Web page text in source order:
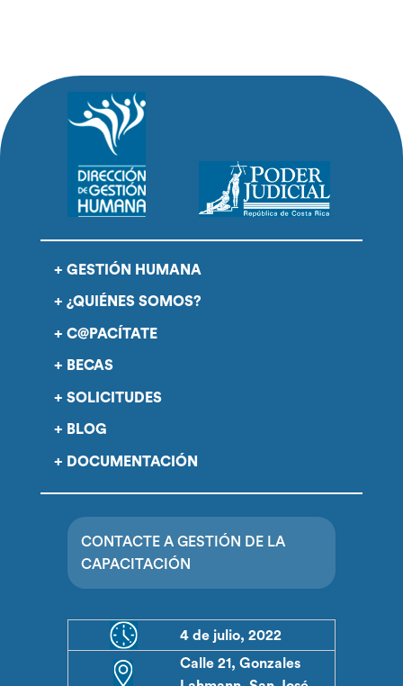
GESTIÓN HUMANA
¿QUIÉNES SOMOS?
C@PACÍTATE
BECAS
SOLICITUDES
BLOG
DOCUMENTACIÓN
CONTACTE A GESTIÓN DE LA
CAPACITACIÓN
4 de julio, 2022
Calle 21, Gonzales